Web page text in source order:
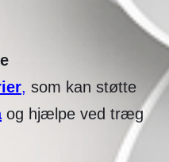
, som kan støtte
og hjælpe ved træg